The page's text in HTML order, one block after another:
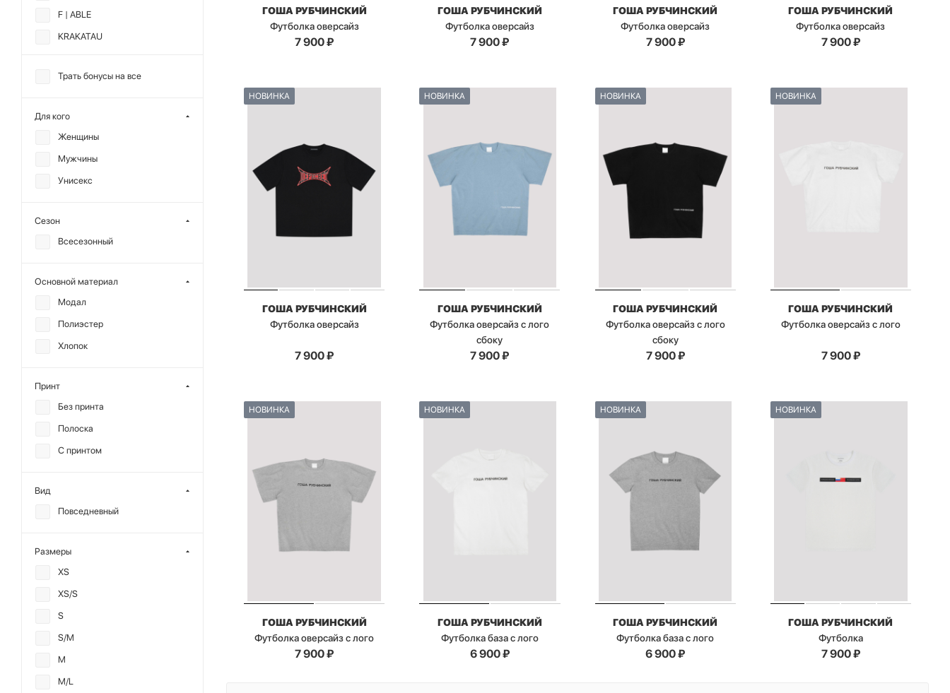
ГОША РУБЧИНСКИЙ
Футболка оверсайз
7 900₽
ГОША РУБЧИНСКИЙ
Футболка оверсайз
7 900₽
ГОША РУБЧИНСКИЙ
Футболка оверсайз
7 900₽
ГОША РУБЧИНСКИЙ
Футболка оверсайз
7 900₽
НОВИНКА
ГОША РУБЧИНСКИЙ
Футболка оверсайз
7 900₽
НОВИНКА
ГОША РУБЧИНСКИЙ
Футболка оверсайз с лого
сбоку
7 900₽
НОВИНКА
ГОША РУБЧИНСКИЙ
Футболка оверсайз с лого
сбоку
7 900₽
НОВИНКА
ГОША РУБЧИНСКИЙ
Футболка оверсайз с лого
7 900₽
НОВИНКА
ГОША РУБЧИНСКИЙ
Футболка оверсайз с лого
7 900₽
НОВИНКА
ГОША РУБЧИНСКИЙ
Футболка база с лого
6 900₽
НОВИНКА
ГОША РУБЧИНСКИЙ
Футболка база с лого
6 900₽
НОВИНКА
ГОША РУБЧИНСКИЙ
Футболка
7 900₽
F | ABLE
KRAKATAU
SHVETSOV STORE
Трать бонусы на все
Для кого
Женщины
Мужчины
Унисекс
Сезон
Всесезонный
Основной материал
Модал
Полиэстер
Хлопок
Принт
Без принта
Полоска
С принтом
Вид
Повседневный
Размеры
XS
XS/S
S
S/M
M
M/L